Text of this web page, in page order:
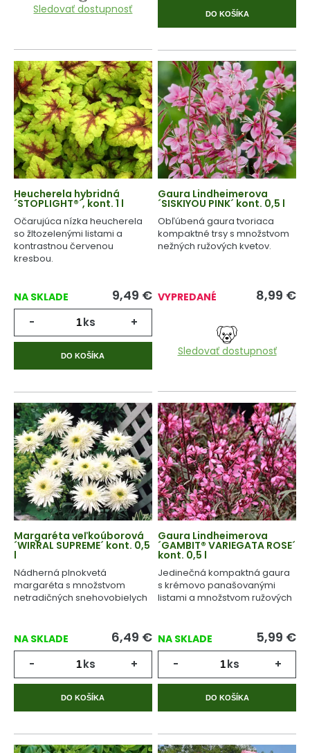
Sledovať dostupnosť DO KOŠÍKA
Heucherela hybridná
´STOPLIGHT®´, kont. 1 l
Očarujúca nízka heucherela
so žltozelenými listami a
kontrastnou červenou
kresbou.
NA SKLADE 9,49 €
- ks +
DO KOŠÍKA
Gaura Lindheimerova
´SISKIYOU PINK´ kont. 0,5 l
Obľúbená gaura tvoriaca
kompaktné trsy s množstvom
nežných ružových kvetov.
VYPREDANÉ 8,99 €
Sledovať dostupnosť
Margaréta veľkoúborová
´WIRRAL SUPREME´ kont. 0,5
l
Nádherná plnokvetá
margaréta s množstvom
netradičných snehovobielych
NA SKLADE 6,49 €
- ks +
DO KOŠÍKA
Gaura Lindheimerova
´GAMBIT® VARIEGATA ROSE´
kont. 0,5 l
Jedinečná kompaktná gaura
s krémovo panašovanými
listami a množstvom ružových
NA SKLADE 5,99 €
- ks +
DO KOŠÍKA